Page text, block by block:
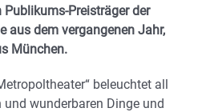
Preisträger der
aus dem vergangenen Jahr,
München.
beleuchtet all
und wunderbaren Dinge und